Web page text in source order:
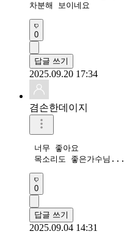
차분해 보이네요
0
답글 쓰기
2025.09.20 17:34
겸손한데이지
너무 좋아요
목소리도 좋은가수님...
0
답글 쓰기
2025.09.04 14:31